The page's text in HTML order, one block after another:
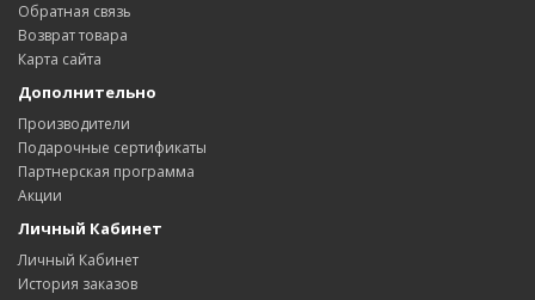
Обратная связь
Возврат товара
Карта сайта
Дополнительно
Производители
Подарочные сертификаты
Партнерская программа
Акции
Личный Кабинет
Личный Кабинет
История заказов